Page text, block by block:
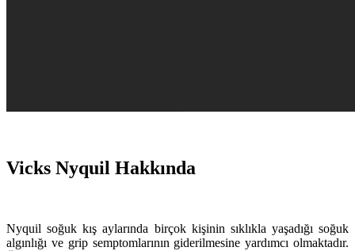
Vicks Nyquil Hakkında
Nyquil soğuk kış aylarında birçok kişinin sıklıkla yaşadığı soğuk
algınlığı ve grip semptomlarının giderilmesine yardımcı olmaktadır.